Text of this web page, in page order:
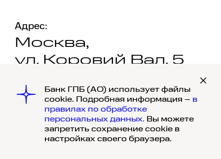
Адрес:
Москва,
ул. Коровий Вал, 5
© 1990- 2026, Банк ГПБ (АО) Генеральная
Банк ГПБ (АО) использует файлы
cookie. Подробная информация – в
правилах по обработке
персональных данных. Вы можете
запретить сохранение cookie в
настройках своего браузера.